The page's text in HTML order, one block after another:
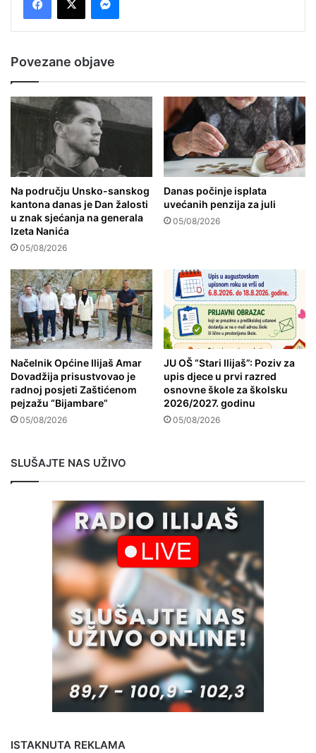
Povezane objave
Na području Unsko-sanskog
kantona danas je Dan žalosti
u znak sjećanja na generala
Izeta Nanića
05/08/2026
Danas počinje isplata
uvećanih penzija za juli
05/08/2026
Načelnik Općine Ilijaš Amar
Dovadžija prisustvovao je
radnoj posjeti Zaštićenom
pejzažu “Bijambare”
05/08/2026
JU OŠ “Stari Ilijaš”: Poziv za
upis djece u prvi razred
osnovne škole za školsku
2026/2027. godinu
05/08/2026
SLUŠAJTE NAS UŽIVO
ISTAKNUTA REKLAMA